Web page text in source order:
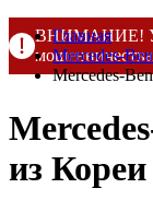
ВНИМАНИЕ!
Компания DSS
При любых
контактам,
Главная
Mercedes-
Mercedes-
из Кореи